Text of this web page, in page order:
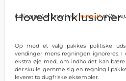
Hovedkonklusioner
Indlægget er bragt påFinans.dkd. 26.
Op mod et valg pakkes politiske
vendinger mens regningen ignoreres. I
ekstra øje med, om indholdet kan
der skulle gemme sig en regning i
leveret to dugfriske eksempler.